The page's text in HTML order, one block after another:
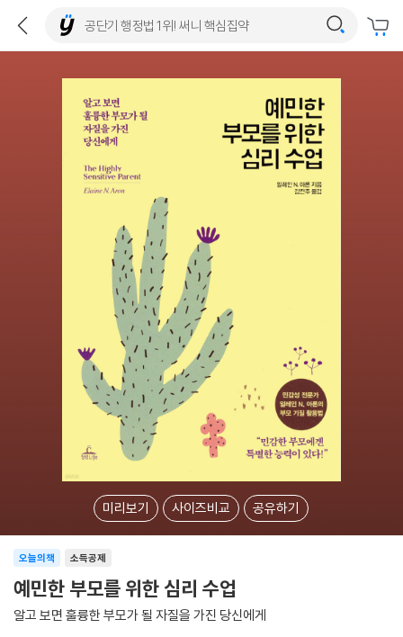
미리보기 사이즈비교 공유하기
소득공제
오늘의책
예민한 부모를 위한 심리 수업
알고 보면 훌륭한 부모가 될 자질을 가진 당신에게